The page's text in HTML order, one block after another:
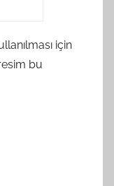
için
bu